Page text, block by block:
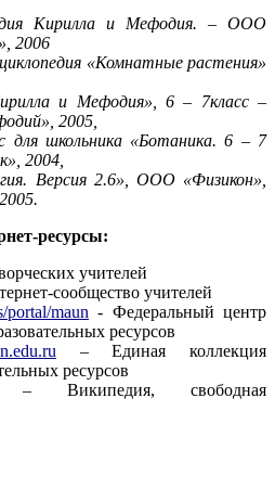
Кирилла и Мефодия. – ООО
2006
«Комнатные растения»
и Мефодия», 6 – 7класс –
2005,
для школьника «Ботаника. 6 – 7
2004,
Версия 2.6», ООО «Физикон»,
ресурсы:
учителей
сообщество учителей
maun - Федеральный центр
ресурсов
– Единая коллекция
ресурсов
Википедия, свободная